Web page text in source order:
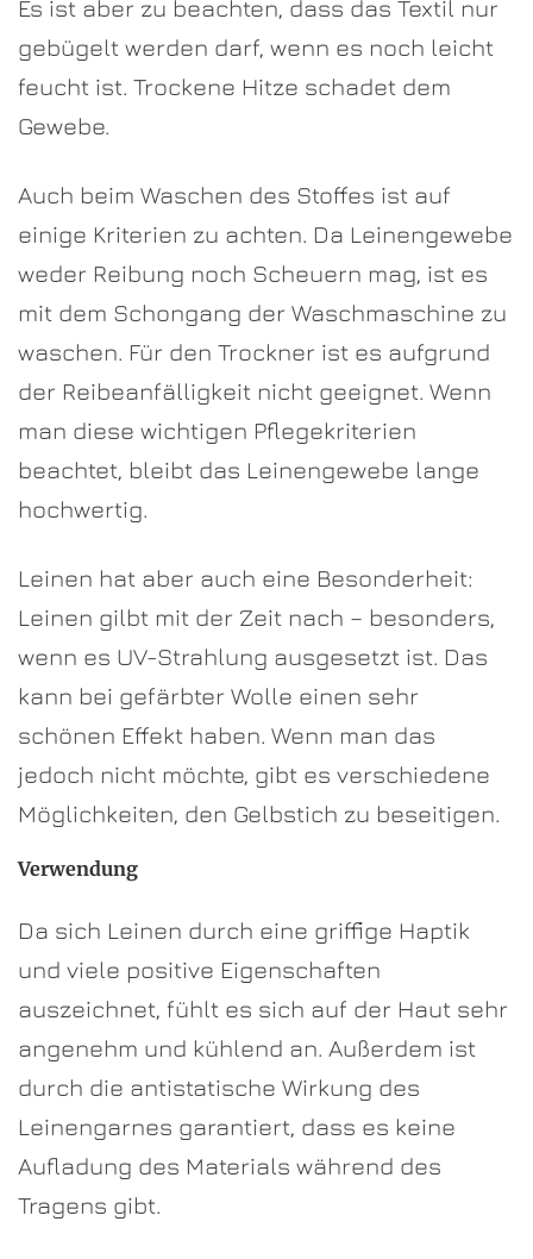
Es ist aber zu beachten, dass das Textil nur
gebügelt werden darf, wenn es noch leicht
feucht ist. Trockene Hitze schadet dem
Gewebe.
Auch beim Waschen des Stoffes ist auf
einige Kriterien zu achten. Da Leinengewebe
weder Reibung noch Scheuern mag, ist es
mit dem Schongang der Waschmaschine zu
waschen. Für den Trockner ist es aufgrund
der Reibeanfälligkeit nicht geeignet. Wenn
man diese wichtigen Pflegekriterien
beachtet, bleibt das Leinengewebe lange
hochwertig.
Leinen hat aber auch eine Besonderheit:
Leinen gilbt mit der Zeit nach – besonders,
wenn es UV-Strahlung ausgesetzt ist. Das
kann bei gefärbter Wolle einen sehr
schönen Effekt haben. Wenn man das
jedoch nicht möchte, gibt es verschiedene
Möglichkeiten, den Gelbstich zu beseitigen.
Verwendung
Da sich Leinen durch eine griffige Haptik
und viele positive Eigenschaften
auszeichnet, fühlt es sich auf der Haut sehr
angenehm und kühlend an. Außerdem ist
durch die antistatische Wirkung des
Leinengarnes garantiert, dass es keine
Aufladung des Materials während des
Tragens gibt.